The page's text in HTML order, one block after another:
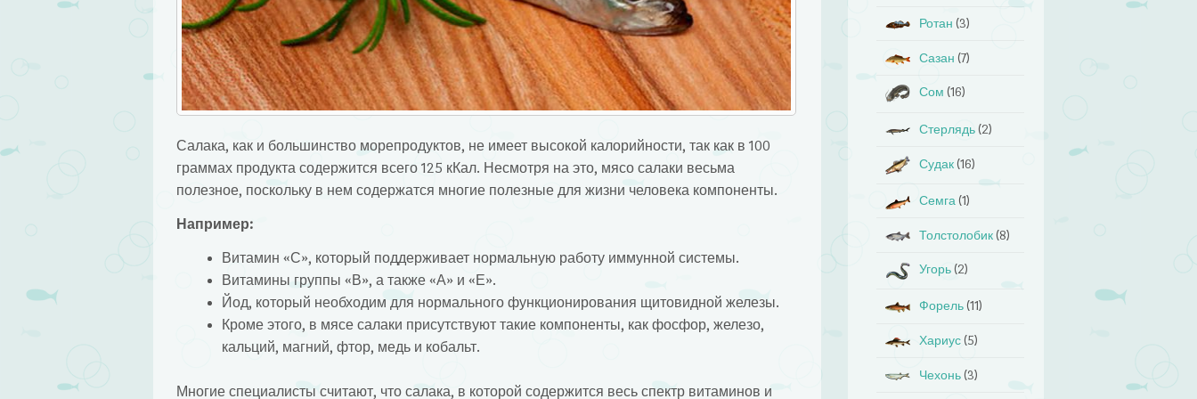
Салака, как и большинство морепродуктов, не имеет высокой калорийности, так как в 100
граммах продукта содержится всего 125 кКал. Несмотря на это, мясо салаки весьма
полезное, поскольку в нем содержатся многие полезные для жизни человека компоненты.
Например:
Витамин «С», который поддерживает нормальную работу иммунной системы.
Витамины группы «В», а также «А» и «Е».
Йод, который необходим для нормального функционирования щитовидной железы.
Кроме этого, в мясе салаки присутствуют такие компоненты, как фосфор, железо,
кальций, магний, фтор, медь и кобальт.
Многие специалисты считают, что салака, в которой содержится весь спектр витаминов и
Ротан (3)
Сазан (7)
Сом (16)
Стерлядь (2)
Судак (16)
Семга (1)
Толстолобик (8)
Угорь (2)
Форель (11)
Хариус (5)
Чехонь (3)